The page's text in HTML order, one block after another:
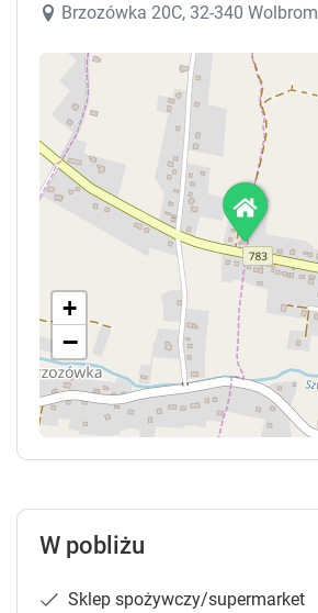
Brzozówka 20C, 32-340 Wolbrom
+
−
W pobliżu
Sklep spożywczy/supermarket